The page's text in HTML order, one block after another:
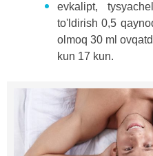
evkalipt,
to'ldirish 0,5
olmoq 30 ml
kun 17 kun.